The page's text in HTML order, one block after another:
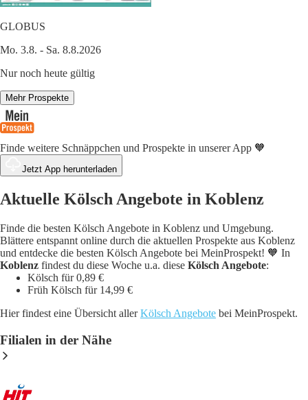
GLOBUS
Mo. 3.8. - Sa. 8.8.2026
Nur noch heute gültig
Mehr Prospekte
Finde weitere Schnäppchen und Prospekte in unserer App 🧡
Jetzt App herunterladen
Aktuelle Kölsch Angebote in Koblenz
Finde die besten Kölsch Angebote in Koblenz und Umgebung.
Blättere entspannt online durch die aktuellen Prospekte aus Koblenz
und entdecke die besten Kölsch Angebote bei MeinProspekt! 🧡 In
Koblenz findest du diese Woche u.a. diese Kölsch Angebote:
Kölsch für 0,89 €
Früh Kölsch für 14,99 €
Hier findest eine Übersicht allerKölsch Angebote bei MeinProspekt.
Filialen in der Nähe